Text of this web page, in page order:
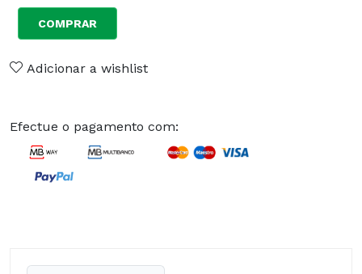
COMPRAR
Adicionar a wishlist
Efectue o pagamento com: